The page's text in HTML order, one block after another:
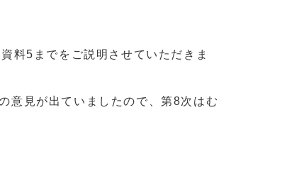
料5までをご説明させていただきま
意見が出ていましたので、第8次はむ